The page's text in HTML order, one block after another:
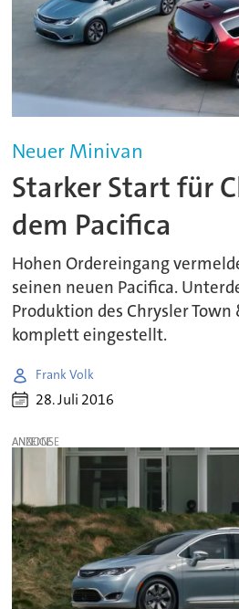
Neuer Minivan
Starker Start für
dem Pacifica
Hohen Ordereingang
seinen neuen Pacifica.
Produktion des Chrysler
komplett eingestellt.
Frank Volk
28. Juli 2016
ANZEIGE